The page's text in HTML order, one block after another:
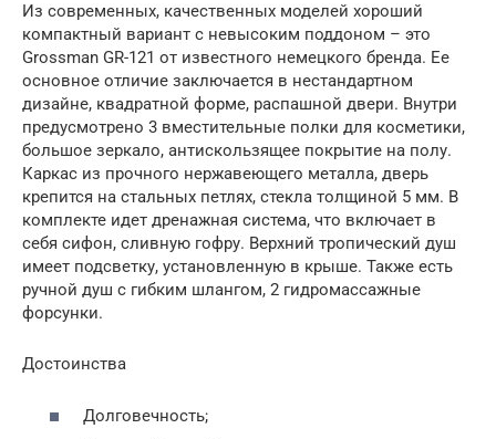
Из современных, качественных моделей хороший
компактный вариант с невысоким поддоном – это
Grossman GR-121 от известного немецкого бренда. Ее
основное отличие заключается в нестандартном
дизайне, квадратной форме, распашной двери. Внутри
предусмотрено 3 вместительные полки для косметики,
большое зеркало, антискользящее покрытие на полу.
Каркас из прочного нержавеющего металла, дверь
крепится на стальных петлях, стекла толщиной 5 мм. В
комплекте идет дренажная система, что включает в
себя сифон, сливную гофру. Верхний тропический душ
имеет подсветку, установленную в крыше. Также есть
ручной душ с гибким шлангом, 2 гидромассажные
форсунки.
Достоинства
Долговечность;